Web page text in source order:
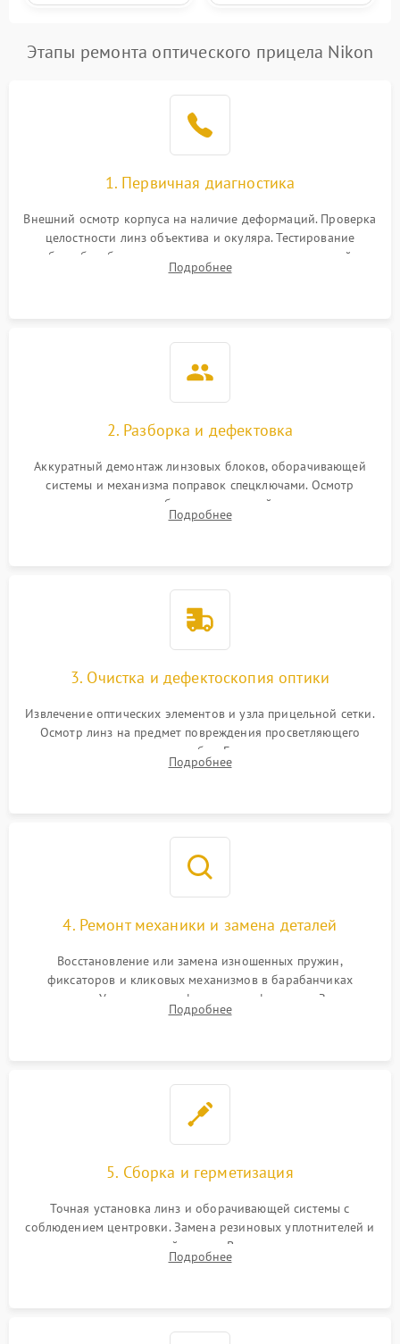
Этапы ремонта оптического прицела Nikon
1. Первичная диагностика
Внешний осмотр корпуса на наличие деформаций. Проверка
целостности линз объектива и окуляра. Тестирование
работы барабанчиков ввода поправок, кольца отстройки
параллакса и зума. Выявление сколов, внутренних
Подробнее
2. Разборка и дефектовка
Аккуратный демонтаж линзовых блоков, оборачивающей
системы и механизма поправок спецключами. Осмотр
внутренних резьбовых соединений, пружин и
уплотнительных колец. Поиск причин люфта, смещения
Подробнее
3. Очистка и дефектоскопия оптики
Извлечение оптических элементов и узла прицельной сетки.
Осмотр линз на предмет повреждения просветляющего
покрытия или появления грибка. Бережная очистка стекол
спецрастворами. Проверка целостности гравированной
Подробнее
4. Ремонт механики и замена деталей
Восстановление или замена изношенных пружин,
фиксаторов и кликовых механизмов в барабанчиках
поправок. Устранение люфтов в трансфокаторе. Замена
поврежденных линз, разбитой сетки или восстановление
Подробнее
5. Сборка и герметизация
Точная установка линз и оборачивающей системы с
соблюдением центровки. Замена резиновых уплотнителей и
нанесение влагозащитной смазки. Вакуумирование корпуса
и заполнение его осушенным азотом или аргоном для
Подробнее